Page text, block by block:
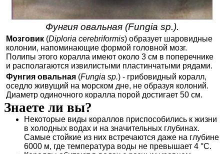
Фунгия овальная (Fungia sp.).
Мозговик (Diploria cerebriformis) образует шаровидные
колонии, напоминающие формой головной мозг.
Полипы этого коралла имеют около 3 см в поперечнике
и располагаются извилистыми пластинчатыми рядами.
Фунгия овальная (Fungia sp.) - грибовидный коралл,
оседло живущий на морском дне, не образуя колоний.
Диаметр одиночного коралла порой достигает 50 см.
Знаете ли вы?
Некоторые виды кораллов приспособились к жизни
в холодных водах и на значительных глубинах.
Самые стойкие из них встречаются даже на глубине
6000 м, где температура воды не превышает 4 °С.